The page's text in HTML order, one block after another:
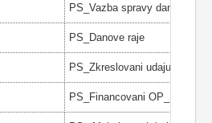
PS_Vazba spravy dane
PS_Danove raje
PS_Financovani OP_EU